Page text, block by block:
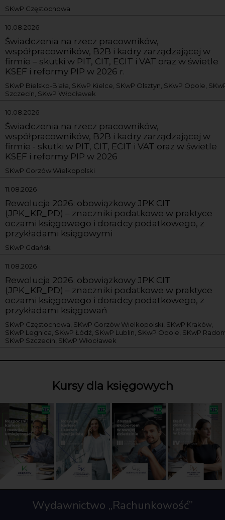
SKwP Częstochowa
10.08.2026
Świadczenia na rzecz pracowników,
współpracowników, B2B i kadry zarządzającej w
firmie – skutki w PIT, CIT, ECIT i VAT oraz w świetle
KSEF i reformy PIP w 2026 r.
SKwP Bielsko-Biała, SKwP Kielce, SKwP Olsztyn, SKwP Opole,
Szczecin, SKwP Włocławek
10.08.2026
Świadczenia na rzecz pracowników,
współpracowników, B2B i kadry zarządzającej w
firmie - skutki w PIT, CIT, ECIT i VAT oraz w świetle
KSEF i reformy PIP w 2026
SKwP Gorzów Wielkopolski
11.08.2026
Rewolucja 2026: obowiązkowy JPK CIT
(JPK_KR_PD) – znaczniki podatkowe w praktyce
oczami księgowego i doradcy podatkowego, z
przykładami księgowymi
SKwP Gdańsk
11.08.2026
Rewolucja 2026: obowiązkowy JPK CIT
(JPK_KR_PD) – znaczniki podatkowe w praktyce
oczami księgowego i doradcy podatkowego, z
przykładami księgowań
SKwP Częstochowa, SKwP Gorzów Wielkopolski, SKwP Kraków,
SKwP Legnica, SKwP Łódź, SKwP Lublin, SKwP Opole, SKwP
SKwP Szczecin, SKwP Włocławek
Kursy dla księgowych
Wydawnictwo „Rachunkowość”